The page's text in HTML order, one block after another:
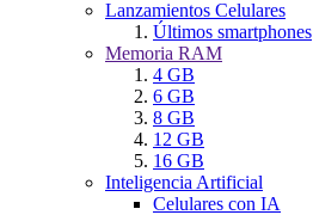
Lanzamientos Celulares
Últimos smartphones
Memoria RAM
4 GB
6 GB
8 GB
12 GB
16 GB
Inteligencia Artificial
Celulares con IA